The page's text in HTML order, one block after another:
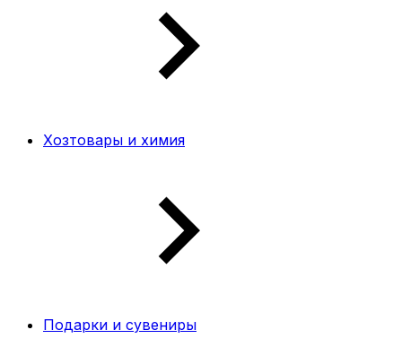
Хозтовары и химия
Подарки и сувениры